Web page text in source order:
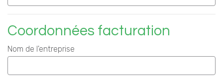
Coordonnées facturation
Nom de l'entreprise